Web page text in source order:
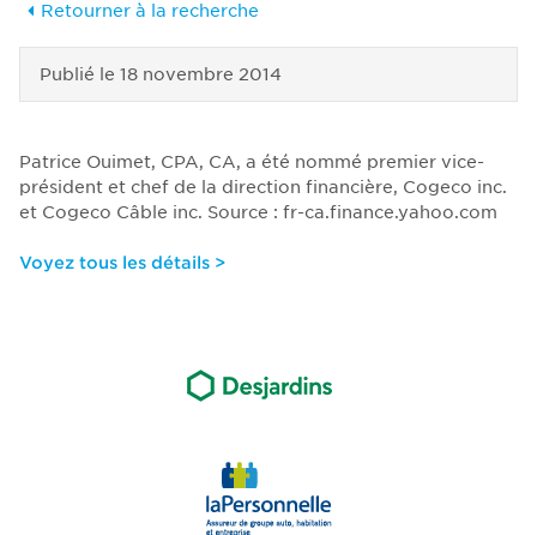
Retourner à la recherche
Publié le 18 novembre 2014
Patrice Ouimet, CPA, CA, a été nommé premier vice-
président et chef de la direction financière, Cogeco inc.
et Cogeco Câble inc. Source : fr-ca.finance.yahoo.com
Voyez tous les détails >